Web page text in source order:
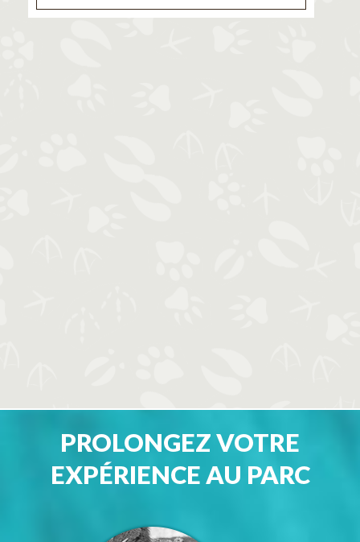
PROLONGEZ VOTRE
EXPÉRIENCE AU PARC